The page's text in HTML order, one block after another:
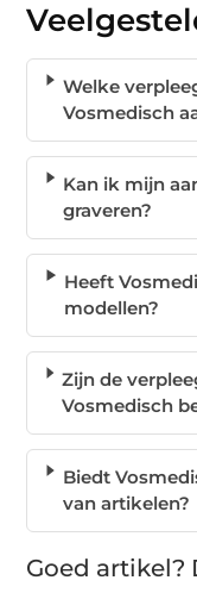
Welke
Vosmedisch
Kan ik mijn
graveren?
Heeft
modellen?
Zijn de
Vosmedisch
Biedt
van artikelen?
Goed artikel?